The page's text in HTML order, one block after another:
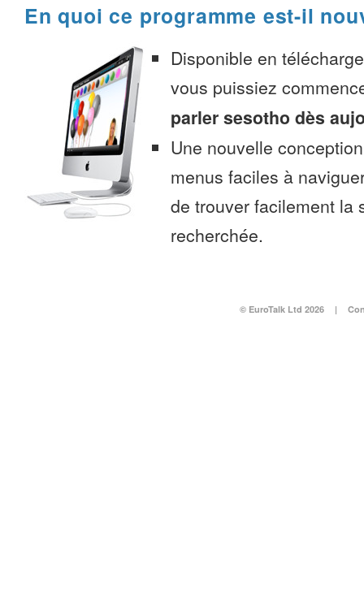
En quoi ce programme est-il
Disponible en
vous puissiez
parler sesotho dès
Une nouvelle
menus faciles à
de trouver facilement la
recherchée.
© EuroTalk Ltd 2026 |